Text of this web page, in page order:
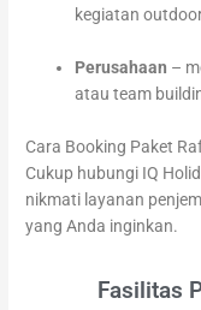
kegiatan
Perusahaan –
atau team
Cara Booking Paket
Cukup hubungi IQ
nikmati layanan
yang Anda inginkan.
Fasilitas